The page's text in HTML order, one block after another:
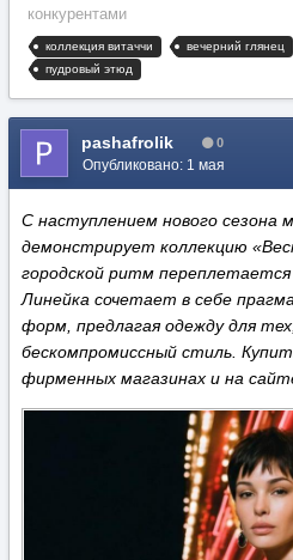
конкурентами
коллекция витаччи вечерний глянец
пудровый этюд
pashafrolik 0
Опубликовано: 1 мая
С наступлением нового сезона
демонстрирует коллекцию
городской ритм
Линейка сочетает в себе
форм, предлагая одежду для
бескомпромиссный стиль.
фирменных магазинах и на